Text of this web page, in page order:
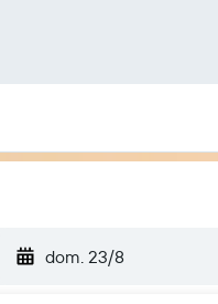
dom. 23/8